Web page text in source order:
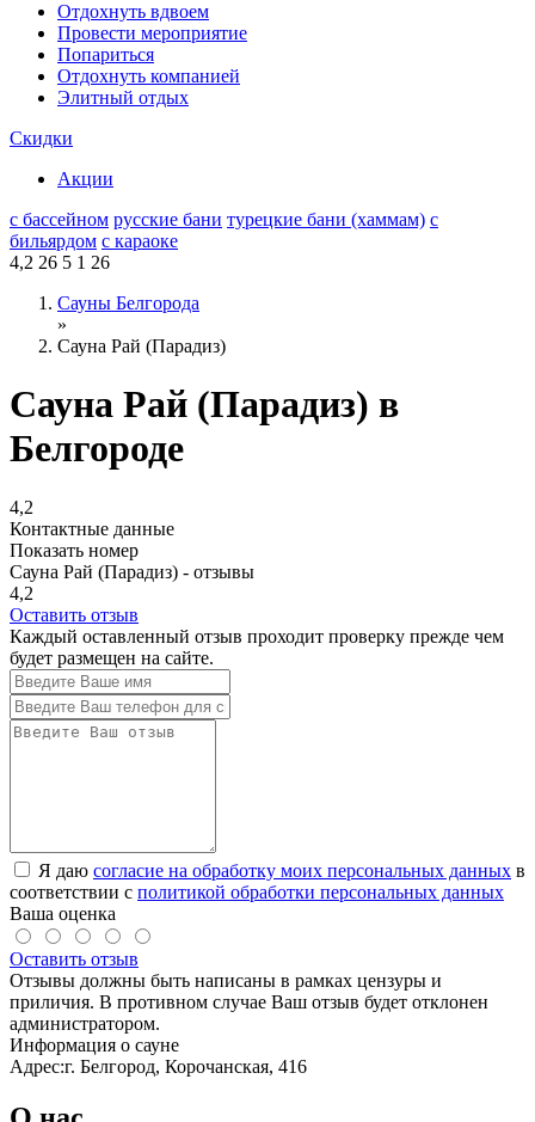
Отдохнуть вдвоем
Провести мероприятие
Попариться
Отдохнуть компанией
Элитный отдых
Скидки
Акции
с бассейном русские бани турецкие бани (хаммам) с
бильярдом с караоке
4,2 26 5 1 26
Сауны Белгорода
»
Сауна Рай (Парадиз)
Сауна Рай (Парадиз) в
Белгороде
4,2
Контактные данные
Показать номер
Сауна Рай (Парадиз) - отзывы
4,2
Оставить отзыв
Каждый оставленный отзыв проходит проверку прежде чем
будет размещен на сайте.
Я даю согласие на обработку моих персональных данных в
соответствии с политикой обработки персональных данных
Ваша оценка
Оставить отзыв
Отзывы должны быть написаны в рамках цензуры и
приличия. В противном случае Ваш отзыв будет отклонен
администратором.
Информация о сауне
Адрес:г. Белгород, Корочанская, 416